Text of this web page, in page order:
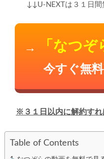
↓↓U-NEXTは３１日
→ 「なつぞ
今すぐ無
※３１日以内に解約す
Table of Contents